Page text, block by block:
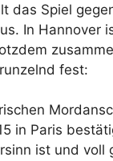
das Spiel
In Hannover
fest:
in Paris
ist und voll